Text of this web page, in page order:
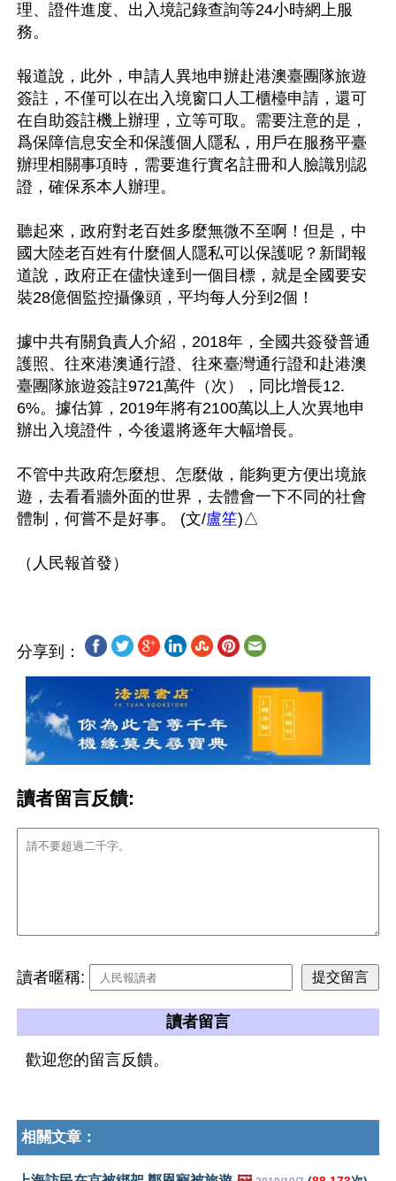
理、證件進度、出入境記錄查詢等24小時網上服
務。
報道說，此外，申請人異地申辦赴港澳臺團隊旅遊
簽註，不僅可以在出入境窗口人工櫃檯申請，還可
在自助簽註機上辦理，立等可取。需要注意的是，
爲保障信息安全和保護個人隱私，用戶在服務平臺
辦理相關事項時，需要進行實名註冊和人臉識別認
證，確保系本人辦理。
聽起來，政府對老百姓多麼無微不至啊！但是，中
國大陸老百姓有什麼個人隱私可以保護呢？新聞報
道說，政府正在儘快達到一個目標，就是全國要安
裝28億個監控攝像頭，平均每人分到2個！
據中共有關負責人介紹，2018年，全國共簽發普通
護照、往來港澳通行證、往來臺灣通行證和赴港澳
臺團隊旅遊簽註9721萬件（次），同比增長12.
6%。據估算，2019年將有2100萬以上人次異地申
辦出入境證件，今後還將逐年大幅增長。
不管中共政府怎麼想、怎麼做，能夠更方便出境旅
遊，去看看牆外面的世界，去體會一下不同的社會
體制，何嘗不是好事。 (文/盧笙)△
分享到：
讀者留言反饋:
讀者暱稱:
讀者留言
歡迎您的留言反饋。
相關文章：